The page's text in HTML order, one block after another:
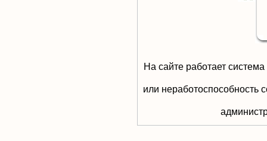
На сайте работает
или неработоспособность